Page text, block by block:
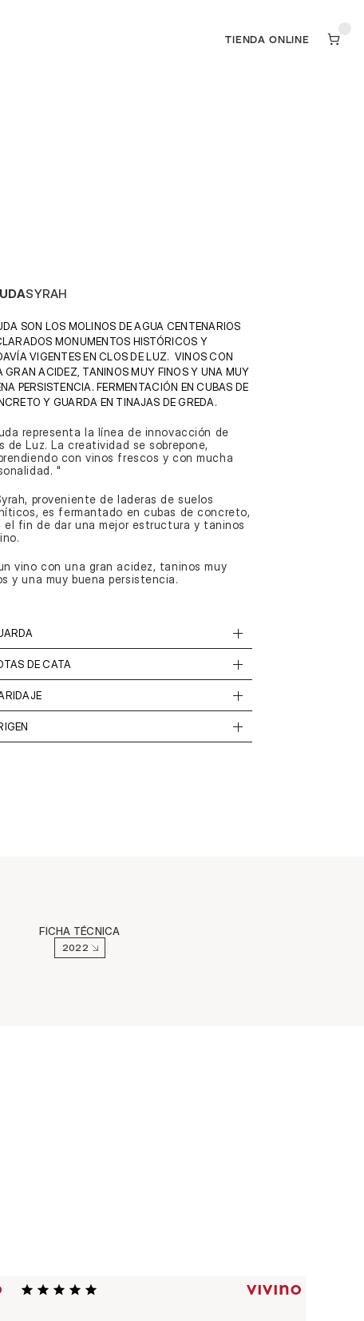
TIENDA ONLINE
SYRAH
SON LOS MOLINOS DE AGUA CENTENARIOS
MONUMENTOS HISTÓRICOS Y
VIGENTES EN CLOS DE LUZ.  VINOS CON
GRAN ACIDEZ, TANINOS MUY FINOS Y UNA MUY
PERSISTENCIA. FERMENTACIÓN EN CUBAS DE
Y GUARDA EN TINAJAS DE GREDA.
representa la línea de innovacción de
de Luz. La creatividad se sobrepone,
con vinos frescos y con mucha
"
proveniente de laderas de suelos
es fermantado en cubas de concreto,
el fin de dar una mejor estructura y taninos
vino con una gran acidez, taninos muy
y una muy buena persistencia.
DE CATA
FICHA TÉCNICA
2022